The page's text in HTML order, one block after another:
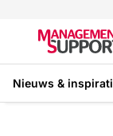
Nieuws &